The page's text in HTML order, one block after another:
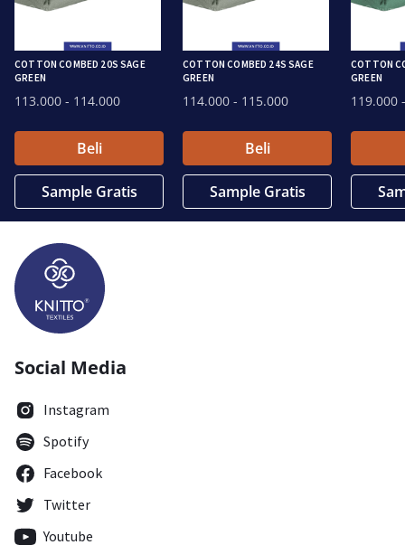
COTTON COMBED 20S SAGE
GREEN
113.000 - 114.000
Beli
Sample Gratis
COTTON COMBED 24S SAGE
GREEN
114.000 - 115.000
Beli
Sample Gratis
COTTON
GREEN
119.000
Social Media
Instagram
Spotify
Facebook
Twitter
Youtube